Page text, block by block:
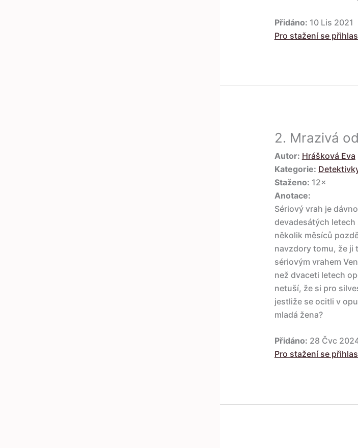
Přidáno: 10 Lis 2021
Pro stažení se
2. Mrazivá
Autor: Hrášková Eva
Kategorie:
Staženo: 12×
Anotace:
Sériový vrah je
devadesátých letech
několik měsíců
navzdory tomu, že ji
sériovým vrahem
než dvaceti letech
netuší, že si pro
jestliže se ocitli v
mladá žena?
Přidáno: 28 Čvc
Pro stažení se